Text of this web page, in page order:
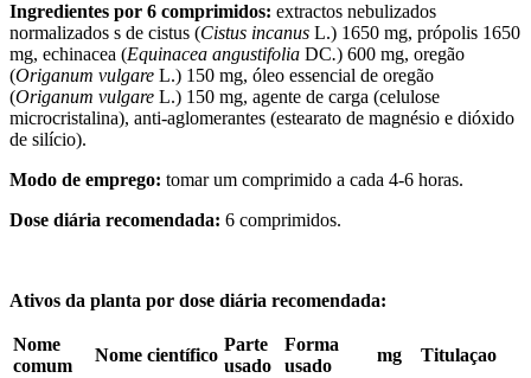
Ingredientes por 6 comprimidos: extractos nebulizados
normalizados s de cistus (Cistus incanus L.) 1650 mg, própolis 1650
mg, echinacea (Equinacea angustifolia DC.) 600 mg, oregão
(Origanum vulgare L.) 150 mg, óleo essencial de oregão
(Origanum vulgare L.) 150 mg, agente de carga (celulose
microcristalina), anti-aglomerantes (estearato de magnésio e dióxido
de silício).
Modo de emprego: tomar um comprimido a cada 4-6 horas.
Dose diária recomendada: 6 comprimidos.
Ativos da planta por dose diária recomendada:
Nome
comum
Nome científico
Parte
usado
Forma
usado
mg
Titulaçao